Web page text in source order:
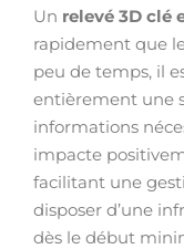
Un relevé 3D clé
rapidement que
peu de temps, il
entièrement une
informations
impacte
facilitant une
disposer d’une
dès le début